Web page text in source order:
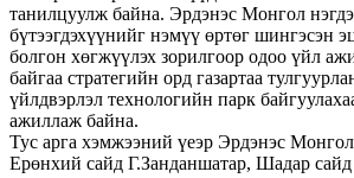
танилцуулж байна. Эрдэнэс Монгол
бүтээгдэхүүнийг нэмүү өртөг шингэсэн
болгон хөгжүүлэх зорилгоор одоо үйл
байгаа стратегийн орд газартаа
үйлдвэрлэл технологийн парк
ажиллаж байна.
Тус арга хэмжээний үеэр Эрдэнэс
Ерөнхий сайд Г.Занданшатар, Шадар